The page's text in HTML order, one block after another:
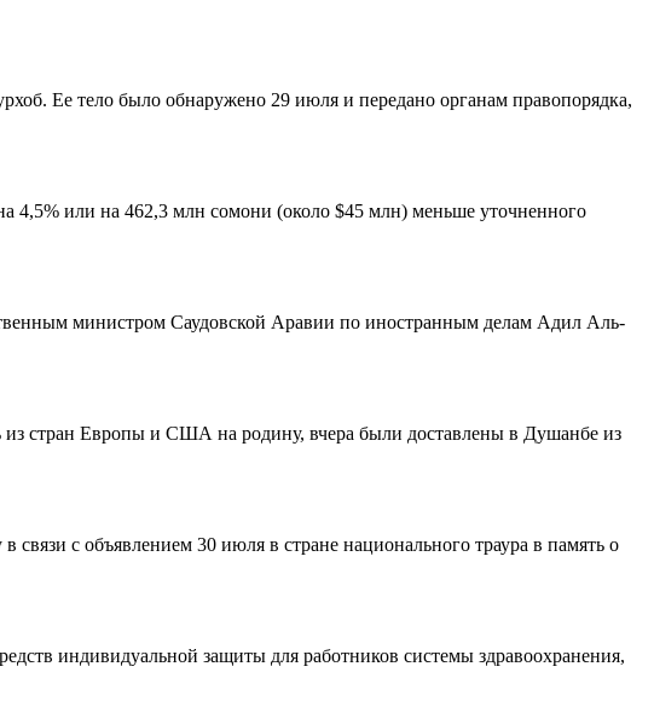
Ее тело было обнаружено 29 июля и передано органам правопорядка,
4,5% или на 462,3 млн сомони (около $45 млн) меньше уточненного
министром Саудовской Аравии по иностранным делам Адил Аль-
из стран Европы и США на родину, вчера были доставлены в Душанбе из
с объявлением 30 июля в стране национального траура в память о
индивидуальной защиты для работников системы здравоохранения,